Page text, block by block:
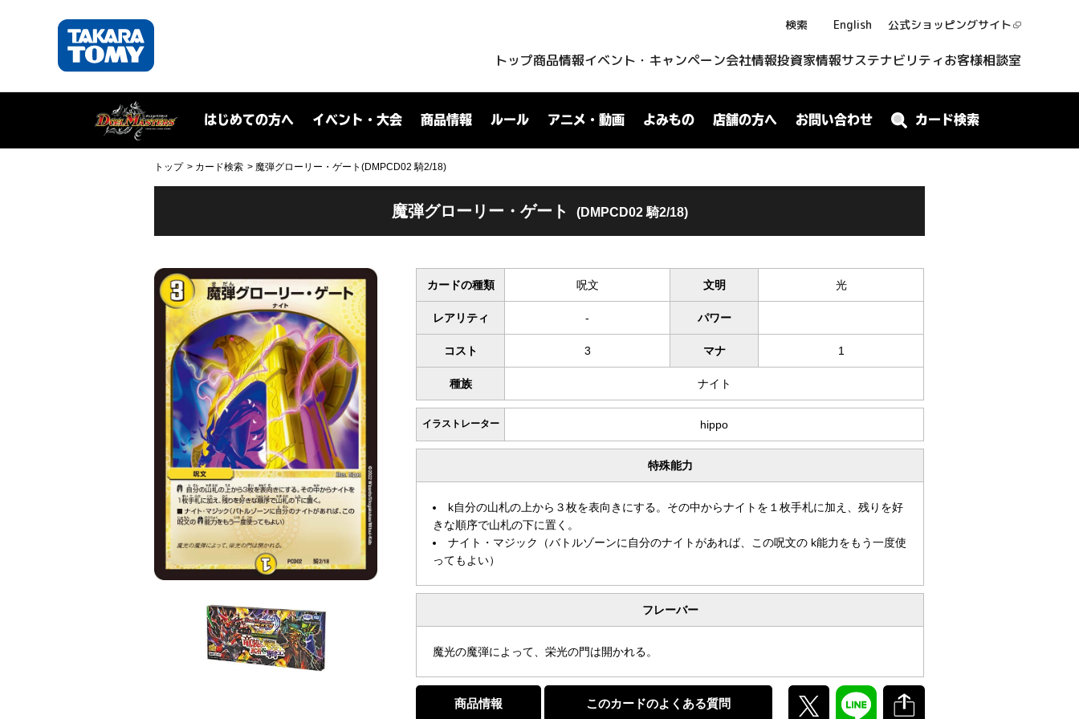
検索 English 公式ショッピングサイト
トップ商品情報イベント・キャンペーン会社情報投資家情報サステナビリティお客様相談室
はじめての方へ イベント・大会 商品情報 ルール アニメ・動画 よみもの 店舗の方へ お問い合わせ カード検索
トップ カード検索 魔弾グローリー・ゲート(DMPCD02 騎2/18)
魔弾グローリー・ゲート (DMPCD02 騎2/18)
カードの種類 呪文 文明 光
レアリティ - パワー
コスト 3 マナ 1
種族 ナイト
イラストレーター hippo
特殊能力
k自分の山札の上から３枚を表向きにする。その中からナイトを１枚手札に加え、残りを好
きな順序で山札の下に置く。
ナイト・マジック（バトルゾーンに自分のナイトがあれば、この呪文の k能力をもう一度使
ってもよい）
フレーバー
魔光の魔弾によって、栄光の門は開かれる。
商品情報 このカードのよくある質問